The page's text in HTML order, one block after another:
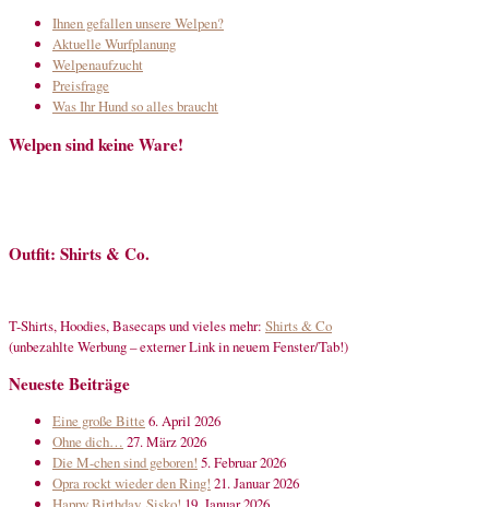
Ihnen gefallen unsere Welpen?
Aktuelle Wurfplanung
Welpenaufzucht
Preisfrage
Was Ihr Hund so alles braucht
Welpen sind keine Ware!
Outfit: Shirts & Co.
T-Shirts, Hoodies, Basecaps und vieles mehr: Shirts & Co
(unbezahlte Werbung – externer Link in neuem Fenster/Tab!)
Neueste Beiträge
Eine große Bitte 6. April 2026
Ohne dich… 27. März 2026
Die M-chen sind geboren! 5. Februar 2026
Opra rockt wieder den Ring! 21. Januar 2026